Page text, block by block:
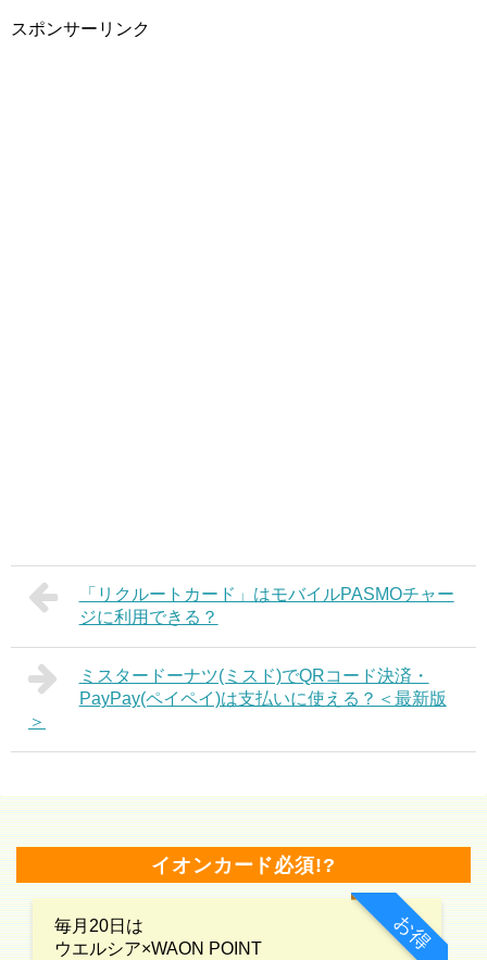
スポンサーリンク
「リクルートカード」はモバイルPASMOチャー
ジに利用できる？
ミスタードーナツ(ミスド)でQRコード決済・
PayPay(ペイペイ)は支払いに使える？＜最新版
＞
イオンカード必須!?
お得
毎月20日は
ウエルシア×WAON POINT